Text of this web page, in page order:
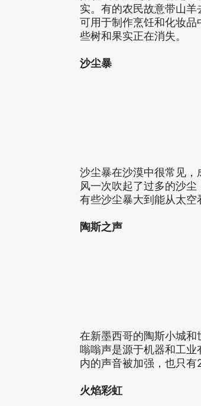
实。有的农民故意带山羊
可用于制作烹饪和化妆
些树和果实正在消失。
沙尘暴
沙尘暴在沙漠中很常见
风一次吹起了过多的沙
有些沙尘暴大到能从太空
陶斯之声
在新墨西哥的陶斯小城
嗡嗡声是源于机器和工
内的声音被加强，也只有
火焰彩虹